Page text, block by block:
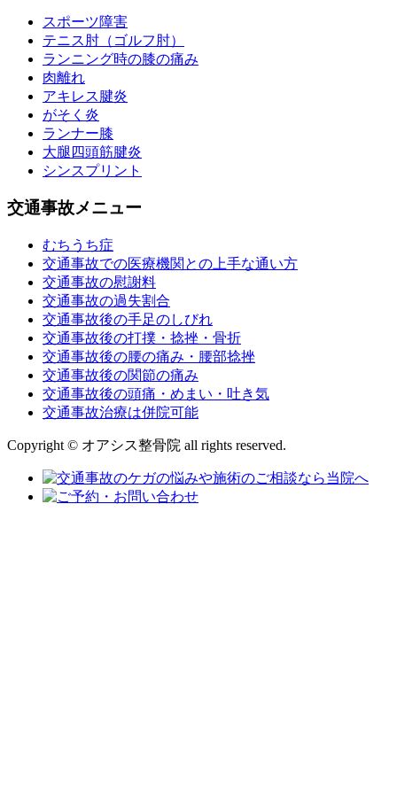
スポーツ障害
テニス肘（ゴルフ肘）
ランニング時の膝の痛み
肉離れ
アキレス腱炎
がそく炎
ランナー膝
大腿四頭筋腱炎
シンスプリント
交通事故メニュー
むちうち症
交通事故での医療機関との上手な通い方
交通事故の慰謝料
交通事故の過失割合
交通事故後の手足のしびれ
交通事故後の打撲・捻挫・骨折
交通事故後の腰の痛み・腰部捻挫
交通事故後の関節の痛み
交通事故後の頭痛・めまい・吐き気
交通事故治療は併院可能
Copyright © オアシス整骨院 all rights reserved.